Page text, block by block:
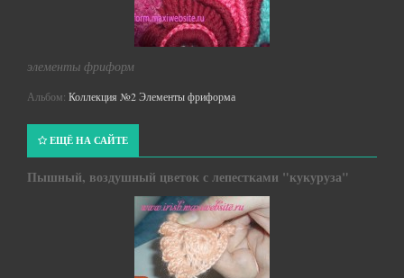
элементы фриформ
Альбом: Коллекция №2 Элементы фриформа
ЕЩЁ НА САЙТЕ
Пышный, воздушный цветок с лепестками "кукуруза"